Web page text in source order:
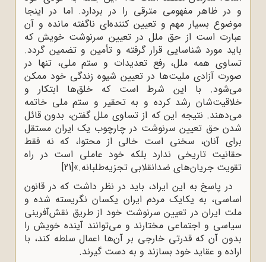
و در ظاهر مفهومی مترقی را در بردارد. اما در اینجا
موضوع بسیار مهم و تعیین ‌کننده‌ای ناگفته مانده و آن
عبارت است از حق ملل در تعیین سرنوشت خویش که
باید مورد شناسایی قرار گرفته و تأمین و تضمین گردد.
تساوی همه ملل، رفع تعدیدات و ستم ملی، تنها در
صورت آزادی ملیت‌ها در تعیین شیوه زندگی خود ممکن
می‌شود. با این شرط است که خلق‌ها ابتکار و
خلاقیت‌شان رشد کرده و به تحقیر و ستم ملی خاتمه
می‌دهند. نتیجه این که از تساوی ملل گفتن، بدون قائل
شدن حق تعیین سرنوشت در چارچوب یک ایران مستقل
برای آنان، سخنی است خالی از محتوا، که نه فقط
حقانیت تاریخی ندارد بلکه خود عاملی است در راه
تقویت جریان‌های ضدانقلابی تجزیه‌طلبانه.»[21]
در پاسخ به این ایراد، باید در نظر داشت که در قانون
اساسی، به یکایک مردم ایران یکسان نگریسته شده و
ملت ایران در تعیین سرنوشت خود از طریق نقش‌آفرینی
سیاسی و اجتماعی مختارند و می‌توانند آینده خویش را
بدون آن که قدرتی خارجی بر آن‌ها اعمال سلطه کند، با
اراده و عقاید خود بسازند و به دست گیرند.